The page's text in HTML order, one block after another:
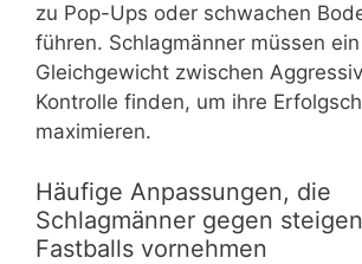
zu Pop-Ups oder schwachen
führen. Schlagmänner müssen ein
Gleichgewicht zwischen
Kontrolle finden, um ihre
maximieren.
Häufige Anpassungen, die
Schlagmänner gegen
Fastballs vornehmen